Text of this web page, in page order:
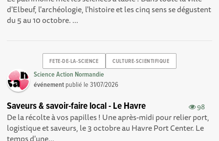
d'Elbeuf, l'archéologie, l'histoire et les cinq sens se dégustent
du 5 au 10 octobre. ...
FETE-DE-LA-SCIENCE CULTURE-SCIENTIFIQUE
Science Action Normandie
événement publié le31/07/2026
98
Saveurs & savoir-faire local - Le Havre
De la récolte à vos papilles ! Une après-midi pour relier port,
logistique et saveurs, le 3 octobre au Havre Port Center. Le